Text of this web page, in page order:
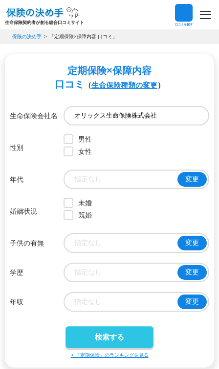
生命保険契約者が創る総合口コミサイト 口コミを探す
保険の決め手 「定期保険×保障内容 口コミ」
定期保険×保障内容
口コミ
（生命保険種類の変更）
生命保険会社名
性別
男性
女性
年代 指定なし 変更
婚姻状況
未婚
既婚
子供の有無 指定なし 変更
学歴 指定なし 変更
年収 指定なし 変更
> 『定期保険』のランキングを見る